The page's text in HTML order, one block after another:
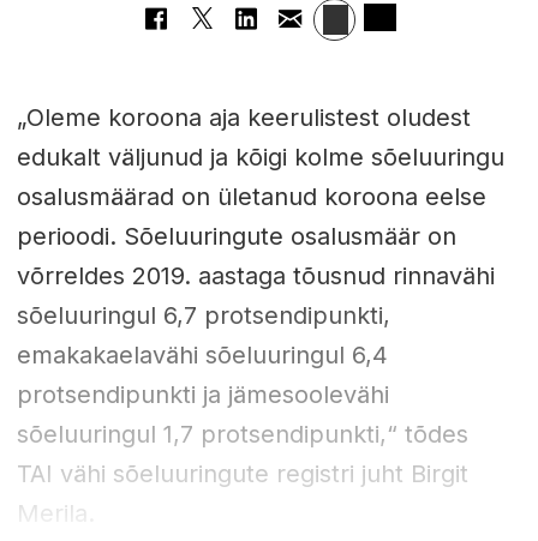
„Oleme koroona aja keerulistest oludest
edukalt väljunud ja kõigi kolme sõeluuringu
osalusmäärad on ületanud koroona eelse
perioodi. Sõeluuringute osalusmäär on
võrreldes 2019. aastaga tõusnud rinnavähi
sõeluuringul 6,7 protsendipunkti,
emakakaelavähi sõeluuringul 6,4
protsendipunkti ja jämesoolevähi
sõeluuringul 1,7 protsendipunkti,“ tõdes
TAI vähi sõeluuringute registri juht Birgit
Merila.